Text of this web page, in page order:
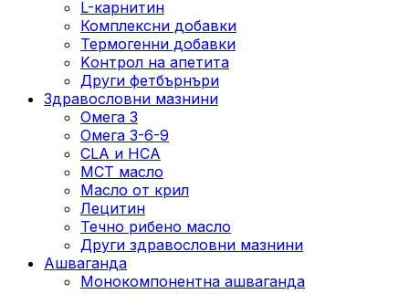
L-карнитин
Комплексни добавки
Термогенни добавки
Kонтрол на апетита
Други фетбърнъри
Здравословни мазнини
Омега 3
Омега 3-6-9
CLA и HCA
МСТ масло
Масло от крил
Лецитин
Течно рибено масло
Други здравословни мазнини
Ашваганда
Монокомпонентна ашваганда